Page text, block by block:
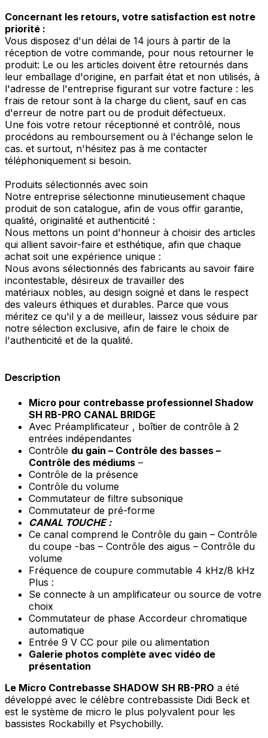
Concernant les retours, votre satisfaction est notre
priorité :
Vous disposez d'un délai de 14 jours à partir de la
réception de votre commande, pour nous retourner le
produit: Le ou les articles doivent être retournés dans
leur emballage d'origine, en parfait état et non utilisés, à
l'adresse de l'entreprise figurant sur votre facture : les
frais de retour sont à la charge du client, sauf en cas
d'erreur de notre part ou de produit défectueux.
Une fois votre retour réceptionné et contrôlé, nous
procédons au remboursement ou à l'échange selon le
cas. et surtout, n'hésitez pas à me contacter
téléphoniquement si besoin.
Produits sélectionnés avec soin
Notre entreprise sélectionne minutieusement chaque
produit de son catalogue, afin de vous offir garantie,
qualité, originalité et authenticité :
Nous mettons un point d'honneur à choisir des articles
qui allient savoir-faire et esthétique, afin que chaque
achat soit une expérience unique :
Nous avons sélectionnés des fabricants au savoir faire
incontestable, désireux de travailler des
matériaux nobles, au design soigné et dans le respect
des valeurs éthiques et durables. Parce que vous
méritez ce qu'il y a de meilleur, laissez vous séduire par
notre sélection exclusive, afin de faire le choix de
l'authenticité et de la qualité.
Description
Micro pour contrebasse professionnel Shadow
SH RB-PRO CANAL BRIDGE
Avec Préamplificateur , boîtier de contrôle à 2
entrées indépendantes
Contrôle du gain – Contrôle des basses –
Contrôle des médiums –
Contrôle de la présence
Contrôle du volume
Commutateur de filtre subsonique
Commutateur de pré-forme
CANAL TOUCHE :
Ce canal comprend le Contrôle du gain – Contrôle
du coupe -bas – Contrôle des aigus – Contrôle du
volume
Fréquence de coupure commutable 4 kHz/8 kHz
Plus :
Se connecte à un amplificateur ou source de votre
choix
Commutateur de phase Accordeur chromatique
automatique
Entrée 9 V CC pour pile ou alimentation
Galerie photos complète avec vidéo de
présentation
Le Micro Contrebasse SHADOW SH RB-PRO a été
développé avec le célèbre contrebassiste Didi Beck et
est le système de micro le plus polyvalent pour les
bassistes Rockabilly et Psychobilly.